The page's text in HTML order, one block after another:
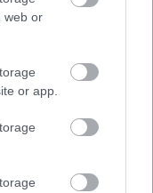
web or
or app.
valóra?" - kezdi a
miközben
narrációból kiderül,
hogy a Skalpoló
hasonlító babát